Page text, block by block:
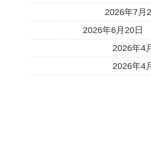
2026年7月
2026年6月20日
2026年4
2026年4